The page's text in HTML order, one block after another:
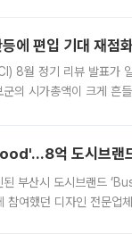
에 편입 기대 재점화
8월 정기 리뷰 발표가
의 시가총액이 크게 흔
억 도시브랜
부산시 도시브랜드
참여했던 디자인 전문